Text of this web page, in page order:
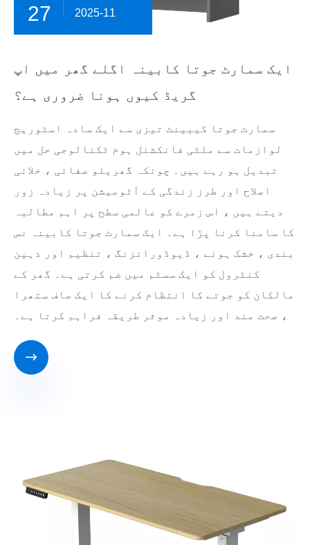
27 2025-11
ایک سمارٹ جوتا کابینہ اگلے گھر میں اپ
گریڈ کیوں ہونا ضروری ہے؟
سمارٹ جوتا کیبینٹ تیزی سے ایک سادہ اسٹوریج
لوازمات سے ملٹی فانکشنل ہوم ٹکنالوجی حل میں
تبدیل ہو رہے ہیں۔ چونکہ گھریلو صفائی ، خلائی
اصلاح اور طرز زندگی کے آٹومیشن پر زیادہ زور
دیتے ہیں ، اس زمرے کو عالمی سطح پر اہم مطالبہ
کا سامنا کرنا پڑا ہے۔ ایک سمارٹ جوتا کابینہ نس
بندی ، خشک ہونے ، ڈیوڈورائزنگ ، تنظیم اور ذہین
کنٹرول کو ایک سسٹم میں ضم کرتی ہے۔ گھر کے
مالکان کو جوتے کا انتظام کرنے کا ایک صاف ستھرا
، صحت مند اور زیادہ موثر طریقہ فراہم کرتا ہے۔
